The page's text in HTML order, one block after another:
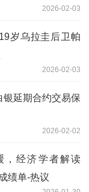
2026-02-03
岁乌拉圭后卫帕
2026-02-03
银延期合约交易保
2026-02-02
，经济学者解读
绩单-热议